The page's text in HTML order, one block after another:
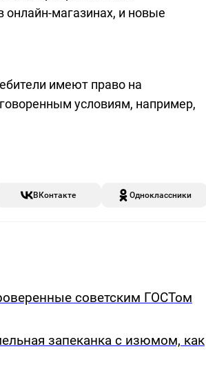
онлайн-магазинах, и новые
имеют право на
условиям, например,
ВКонтакте Одноклассники
советским ГОСТом
запеканка с изюмом, как